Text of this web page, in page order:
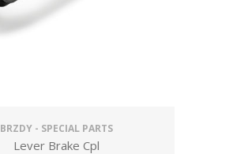
BRZDY - SPECIAL PARTS
Lever Brake Cpl